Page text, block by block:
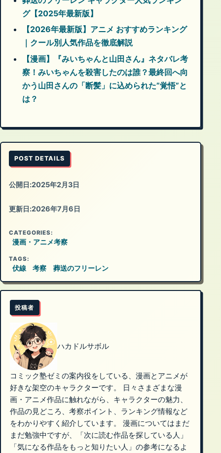
グ【2025年最新版】
【2026年最新版】アニメ おすすめランキング
｜クール別人気作品を徹底解説
【漫画】『みいちゃんと山田さん』ネタバレ考
察！みいちゃんを殺害したのは誰？最終回へ向
かう山田さんの「断髪」に込められた”覚悟”と
は？
POST DETAILS
公開日:2025年2月3日
更新日:2026年7月6日
CATEGORIES:
漫画・アニメ考察
TAGS:
伏線 考察 葬送のフリーレン
投稿者
ハカドルサボル
コミック塾ゼミの案内役をしている、漫画とアニメが
好きな架空のキャラクターです。 日々さまざまな漫
画・アニメ作品に触れながら、キャラクターの魅力、
作品の見どころ、考察ポイント、ランキング情報など
をわかりやすく紹介しています。 漫画についてはまだ
まだ勉強中ですが、「次に読む作品を探している人」
「気になる作品をもっと知りたい人」の参考になるよ